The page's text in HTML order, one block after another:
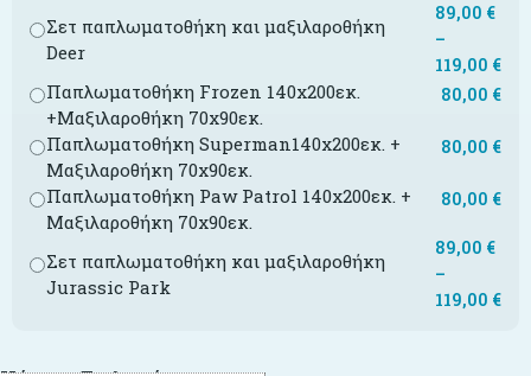
Σετ παπλωματοθήκη και μαξιλαροθήκη
Deer
89,00 €
–
119,00 €
Παπλωματοθήκη Frozen 140x200εκ.
+Μαξιλαροθήκη 70x90εκ.
80,00 €
Παπλωματοθήκη Superman140x200εκ. +
Μαξιλαροθήκη 70x90εκ.
80,00 €
Παπλωματοθήκη Paw Patrol 140x200εκ. +
Μαξιλαροθήκη 70x90εκ.
80,00 €
Σετ παπλωματοθήκη και μαξιλαροθήκη
Jurassic Park
89,00 €
–
119,00 €